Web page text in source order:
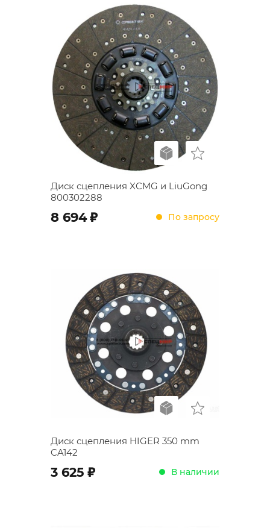
Диск сцепления XCMG и LiuGong
800302288
8 694; По запросу
Диск сцепления HIGER 350 mm
CA142
3 625 ; В наличии